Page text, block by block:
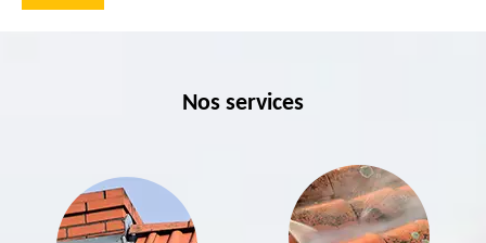
Nos services